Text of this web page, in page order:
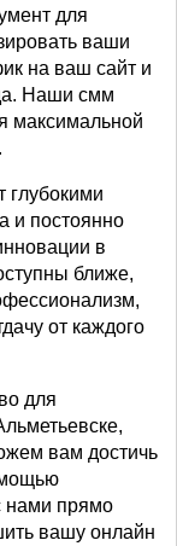
для
ваши
на ваш сайт и
Наши смм
максимальной
глубокими
и постоянно
в
ближе,
от каждого
для
вам достичь
нами прямо
вашу онлайн